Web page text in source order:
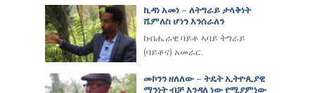
ኪዳነ አመነ – ለትግራይ ታላቅነት
ሼምለስ ሆነን እንሰራለን
ከብሔራዊ ባይቶ ኣባይ ትግራይ
(ባይቶና) አመራር.
መኮንን ዘለለው – ትዴት ኢትዮጲያዊ
ማንነት ብቻ እንዳለ ነው የሚያምነው